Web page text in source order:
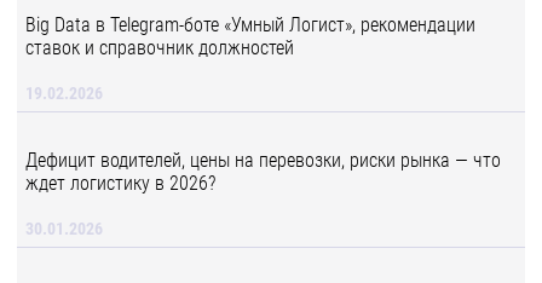
Big Data в Telegram-боте «Умный Логист», рекомендации
ставок и справочник должностей
19.02.2026
Дефицит водителей, цены на перевозки, риски рынка — что
ждет логистику в 2026?
30.01.2026